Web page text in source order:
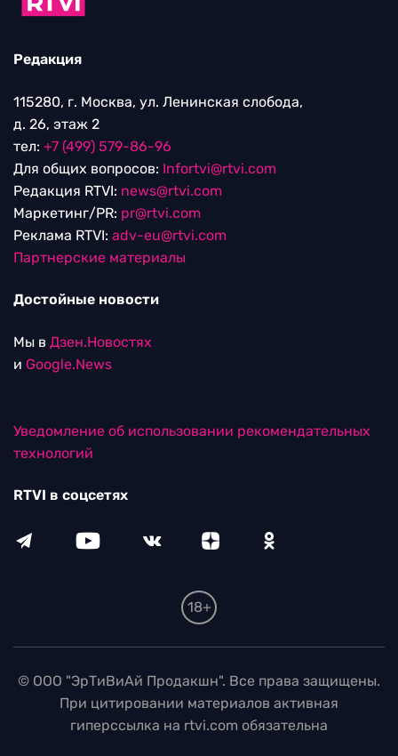
Редакция
115280, г. Москва, ул. Ленинская слобода,
д. 26, этаж 2
тел: +7 (499) 579-86-96
Для общих вопросов: Infortvi@rtvi.com
Редакция RTVI: news@rtvi.com
Маркетинг/PR: pr@rtvi.com
Реклама RTVI: adv-eu@rtvi.com
Партнерские материалы
Достойные новости
Мы в Дзен.Новостях
и Google.News
Уведомление об использовании рекомендательных
технологий
RTVI в соцсетях
18+
© ООО "ЭрТиВиАй Продакшн". Все права защищены.
При цитировании материалов активная
гиперссылка на rtvi.com обязательна